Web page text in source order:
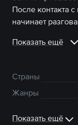
После контакта
начинает
Показать ещё
Страны
Жанры
Показать ещё